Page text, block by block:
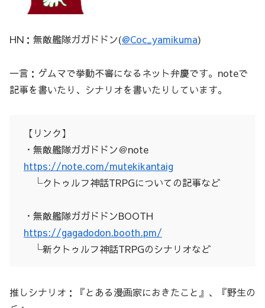
HN：無敵艦隊ガガドドン(@Coc_yamikuma)
一言：ゲムマで挙動不審になるネット弁慶です。noteで
記事を書いたり、シナリオを書いたりしています。
【リンク】
・無敵艦隊ガガドドン＠note
https://note.com/mutekikantaig
└クトゥルフ神話TRPGについての記事など
・無敵艦隊ガガドドンBOOTH
https://gagadodon.booth.pm/
└新クトゥルフ神話TRPGのシナリオなど
推しシナリオ：『とある漫画家におきたこと』、『野生の